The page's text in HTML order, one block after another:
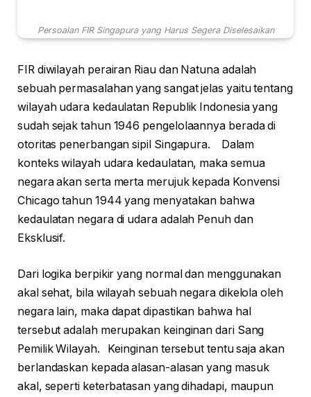
Persoalan FIR Singapura yang Harus Segera Diselesaikan
FIR diwilayah perairan Riau dan Natuna adalah
sebuah permasalahan yang sangat jelas yaitu tentang
wilayah udara kedaulatan Republik Indonesia yang
sudah sejak tahun 1946 pengelolaannya berada di
otoritas penerbangan sipil Singapura. Dalam
konteks wilayah udara kedaulatan, maka semua
negara akan serta merta merujuk kepada Konvensi
Chicago tahun 1944 yang menyatakan bahwa
kedaulatan negara di udara adalah Penuh dan
Eksklusif.
Dari logika berpikir yang normal dan menggunakan
akal sehat, bila wilayah sebuah negara dikelola oleh
negara lain, maka dapat dipastikan bahwa hal
tersebut adalah merupakan keinginan dari Sang
Pemilik Wilayah. Keinginan tersebut tentu saja akan
berlandaskan kepada alasan-alasan yang masuk
akal, seperti keterbatasan yang dihadapi, maupun